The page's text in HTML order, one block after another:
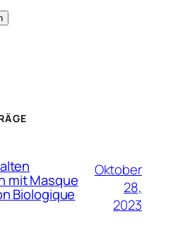
mit Masque
Biologique
Oktober
28,
2023